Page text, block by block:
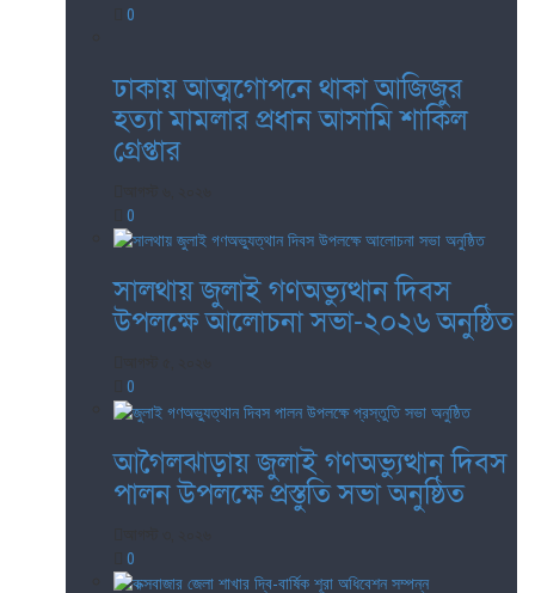
0
ঢাকায় আত্মগোপনে থাকা আজিজুর
হত্যা মামলার প্রধান আসামি শাকিল
গ্রেপ্তার
0
সালথায় জুলাই গণঅভ্যুত্থান দিবস
উপলক্ষে আলোচনা সভা-২০২৬ অনুষ্ঠিত
0
আগৈলঝাড়ায় জুলাই গণঅভ্যুত্থান দিবস
পালন উপলক্ষে প্রস্তুতি সভা অনুষ্ঠিত
0